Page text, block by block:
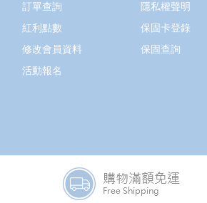
訂單查詢
紅利點數
修改會員資料
活動報名
隱私權聲明
保固卡登錄
保固查詢